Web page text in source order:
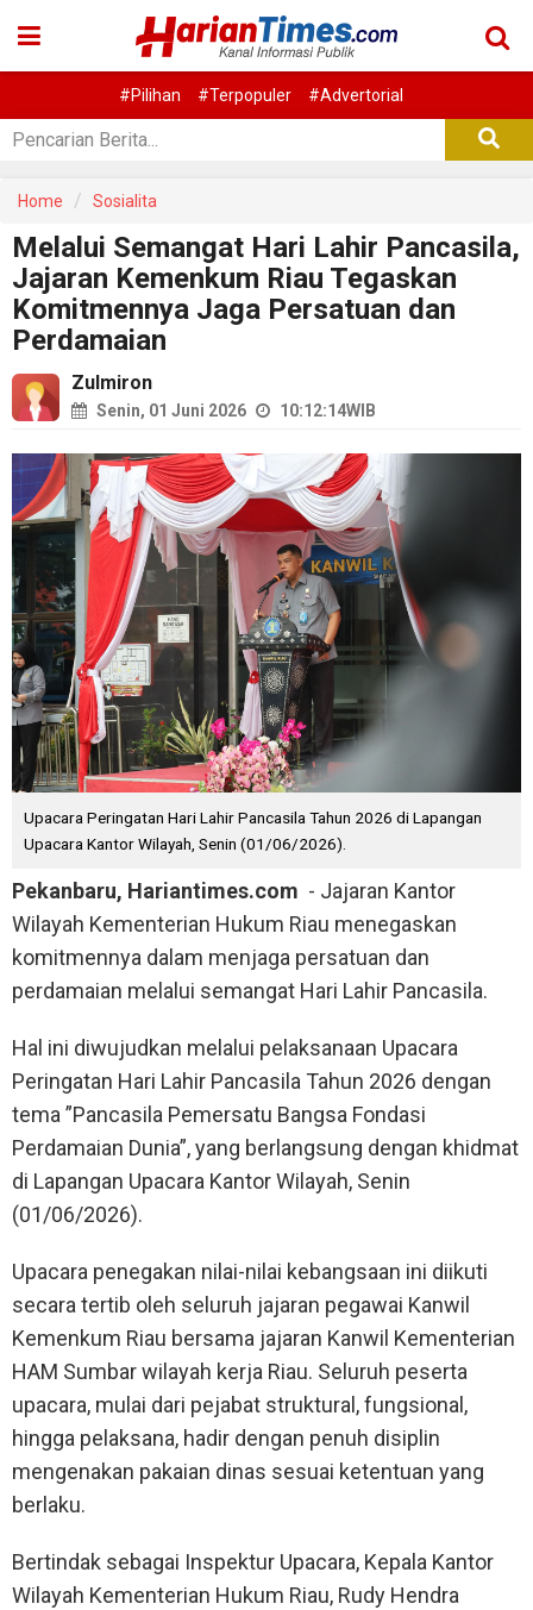
#Pilihan #Terpopuler #Advertorial
Home Sosialita
Melalui Semangat Hari Lahir Pancasila,
Jajaran Kemenkum Riau Tegaskan
Komitmennya Jaga Persatuan dan
Perdamaian
Zulmiron
Senin, 01 Juni 2026 10:12:14WIB
Upacara Peringatan Hari Lahir Pancasila Tahun 2026 di Lapangan
Upacara Kantor Wilayah, Senin (01/06/2026).
Pekanbaru, Hariantimes.com - Jajaran Kantor
Wilayah Kementerian Hukum Riau menegaskan
komitmennya dalam menjaga persatuan dan
perdamaian melalui semangat Hari Lahir Pancasila.
Hal ini diwujudkan melalui pelaksanaan Upacara
Peringatan Hari Lahir Pancasila Tahun 2026 dengan
tema ”Pancasila Pemersatu Bangsa Fondasi
Perdamaian Dunia”, yang berlangsung dengan khidmat
di Lapangan Upacara Kantor Wilayah, Senin
(01/06/2026).
Upacara penegakan nilai-nilai kebangsaan ini diikuti
secara tertib oleh seluruh jajaran pegawai Kanwil
Kemenkum Riau bersama jajaran Kanwil Kementerian
HAM Sumbar wilayah kerja Riau. Seluruh peserta
upacara, mulai dari pejabat struktural, fungsional,
hingga pelaksana, hadir dengan penuh disiplin
mengenakan pakaian dinas sesuai ketentuan yang
berlaku.
Bertindak sebagai Inspektur Upacara, Kepala Kantor
Wilayah Kementerian Hukum Riau, Rudy Hendra